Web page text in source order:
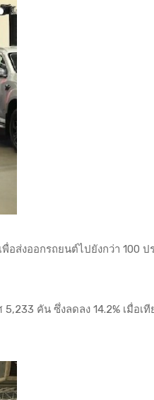
อส่งออกรถยนต์ไปยังกว่า 100 ป
คัน ซึ่งลดลง 14.2% เมื่อเ